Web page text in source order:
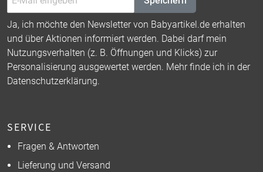
Ja, ich möchte den Newsletter von Babyartikel.de erhalten
und über Aktionen informiert werden. Dabei darf mein
Nutzungsverhalten (z. B. Öffnungen und Klicks) zur
Personalisierung ausgewertet werden. Mehr finde ich in der
Datenschutzerklärung.
SERVICE
Fragen & Antworten
Lieferung und Versand